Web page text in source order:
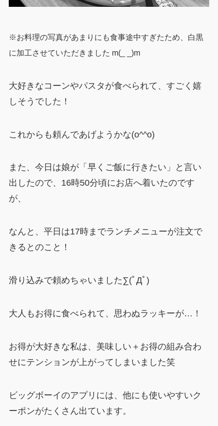
※お料理の写真があまりにも食事途中すぎたため、白黒
に加工させていただきました m(_ _)m
大好きなコーンやパスタが食べられて、すごく嬉
しそうでした！
これからも頼んであげようかな(o^^o)
また、今日は娘が「早くご飯に行きたい」と言い
出したので、16時50分頃にお店へ着いたのです
が、
なんと、平日は17時までランチメニューが注文で
きるとのこと！
滑り込みで頼めちゃいました∑(ﾟДﾟ)
大人もお得に食べられて、思わぬラッキーが…！
お得が大好きな私は、美味しい＋お得の組み合わ
せにテンションが上がってしまいました笑
ビッグボーイのアプリには、他にも使いやすいク
ーポンがたくさん出ています。